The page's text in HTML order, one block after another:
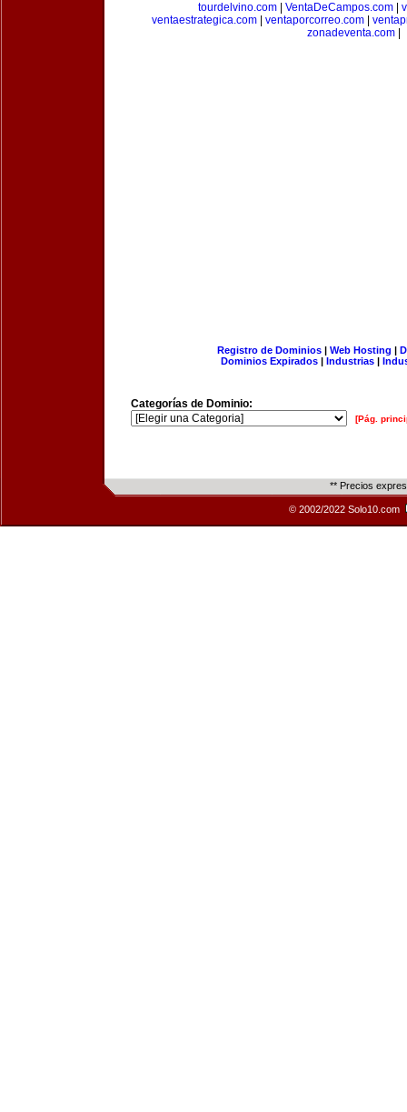
tourdelvino.com| VentaDeCampos.com|
ventaestrategica.com| ventaporcorreo.com|
zonadeventa.com|
Registro de Dominios| Web Hosting |
Dominios Expirados | Industrias |
Categorías de Dominio:
[Pág.
** Precios
© 2002/2022 Solo10.com